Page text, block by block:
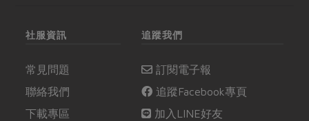
社服資訊
常見問題
聯絡我們
下載專區
追蹤我們
訂閱電子報
追蹤Facebook專頁
加入LINE好友